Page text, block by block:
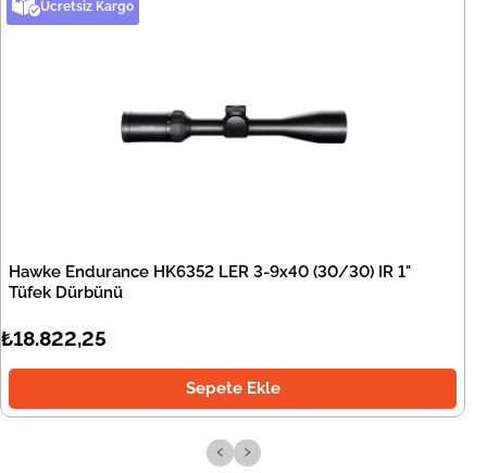
Ücretsiz Kargo
Hawke Endurance HK6352 LER 3-9x40 (30/30) IR 1"
Tüfek Dürbünü
₺18.822,25
Sepete Ekle
‹ ›